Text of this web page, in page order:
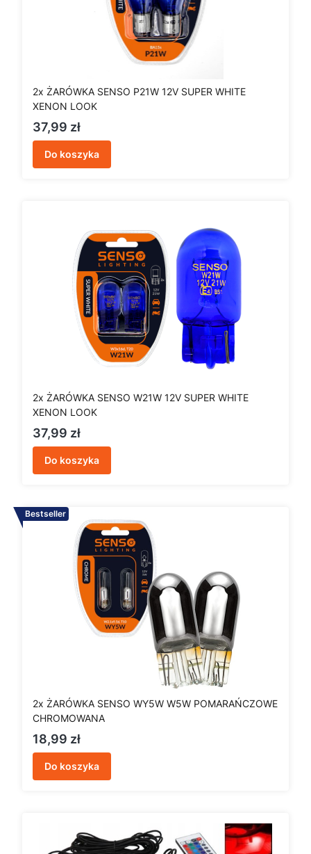
2x ŻARÓWKA SENSO P21W 12V SUPER WHITE
XENON LOOK
Cena
37,99 zł
Do koszyka
2x ŻARÓWKA SENSO W21W 12V SUPER WHITE
XENON LOOK
Cena
37,99 zł
Do koszyka
Bestseller
2x ŻARÓWKA SENSO WY5W W5W POMARAŃCZOWE
CHROMOWANA
Cena
18,99 zł
Do koszyka